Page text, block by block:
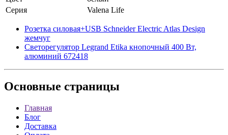
Серия
Valena Life
Розетка силовая+USB Schneider Electric Atlas Design
жемчуг
Светорегулятор Legrand Etika кнопочный 400 Вт,
алюминий 672418
Основные страницы
Главная
Блог
Доставка